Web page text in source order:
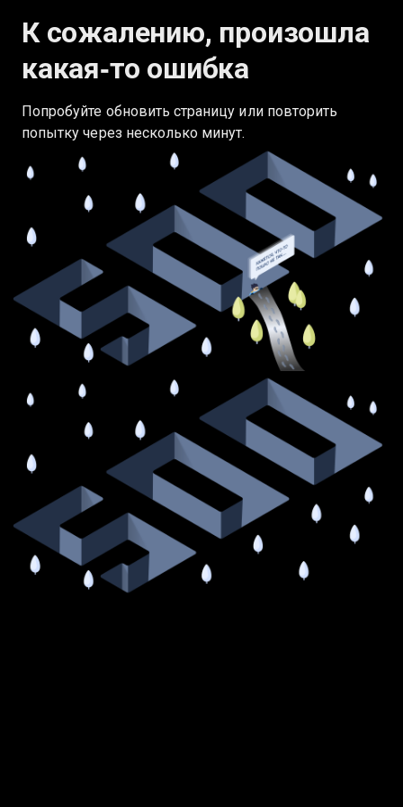
К сожалению, произошла
какая‑то ошибка
Попробуйте обновить страницу или повторить
попытку через несколько минут.